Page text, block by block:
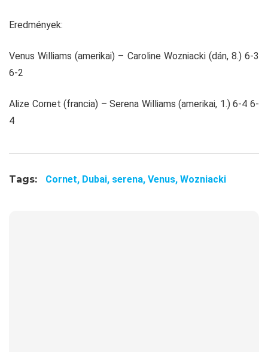
Eredmények:
Venus Williams (amerikai) – Caroline Wozniacki (dán, 8.) 6-3
6-2
Alize Cornet (francia) – Serena Williams (amerikai, 1.) 6-4 6-
4
Tags: Cornet, Dubai, serena, Venus, Wozniacki